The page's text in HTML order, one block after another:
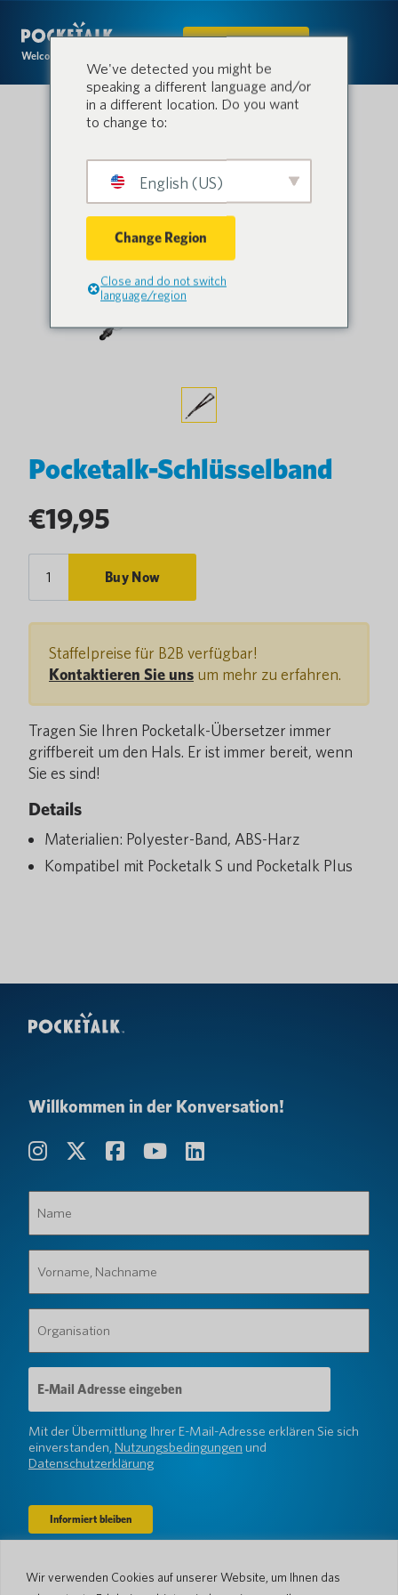
Wir verwenden Cookies auf unserer Website, um Ihnen das
Welcome to the conversation.
IN DEN SHOP
Pocketalk-Schlüsselband
Regular
price
€19,95
Buy Now
Staffelpreise für B2B verfügbar!
Kontaktieren Sie uns um mehr zu erfahren.
Tragen Sie Ihren Pocketalk-Übersetzer immer
griffbereit um den Hals. Er ist immer bereit, wenn
Sie es sind!
Details
Materialien: Polyester-Band, ABS-Harz
Kompatibel mit Pocketalk S und Pocketalk Plus
Willkommen in der Konversation!
(erforderlich)
Nachname
(erforderlich)
(erforderlich)
Mail-
Adresse
(erforderlich)
Mit der Übermittlung Ihrer E-Mail-Adresse erklären Sie sich
einverstanden, Nutzungsbedingungen und
Datenschutzerklärung
We've detected you might be
speaking a different language and/or
in a different location. Do you want
to change to:
English (US)
Change Region
Close and do not switch
language/region